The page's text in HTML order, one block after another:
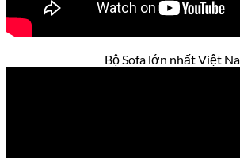
Bộ Sofa lớn nhất Việt